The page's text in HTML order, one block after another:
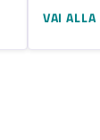
VAI